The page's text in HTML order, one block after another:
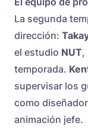
La segunda
dirección:
el estudio NUT,
temporada.
supervisar los
como
animación jefe.